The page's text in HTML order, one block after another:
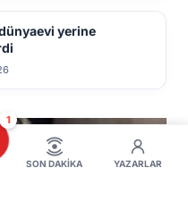
1
SON DAKIKA YAZARLAR
yerine